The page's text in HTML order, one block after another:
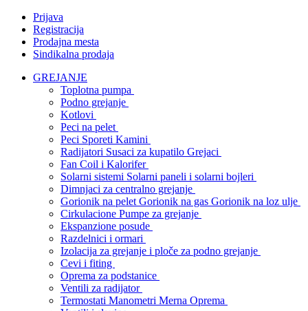
Prijava
Registracija
Prodajna mesta
Sindikalna prodaja
GREJANJE
Toplotna pumpa
Podno grejanje
Kotlovi
Peci na pelet
Peci Sporeti Kamini
Radijatori Susaci za kupatilo Grejaci
Fan Coil i Kalorifer
Solarni sistemi Solarni paneli i solarni bojleri
Dimnjaci za centralno grejanje
Gorionik na pelet Gorionik na gas Gorionik na loz ulje
Cirkulacione Pumpe za grejanje
Ekspanzione posude
Razdelnici i ormari
Izolacija za grejanje i ploče za podno grejanje
Cevi i fiting
Oprema za podstanice
Ventili za radijator
Termostati Manometri Merna Oprema